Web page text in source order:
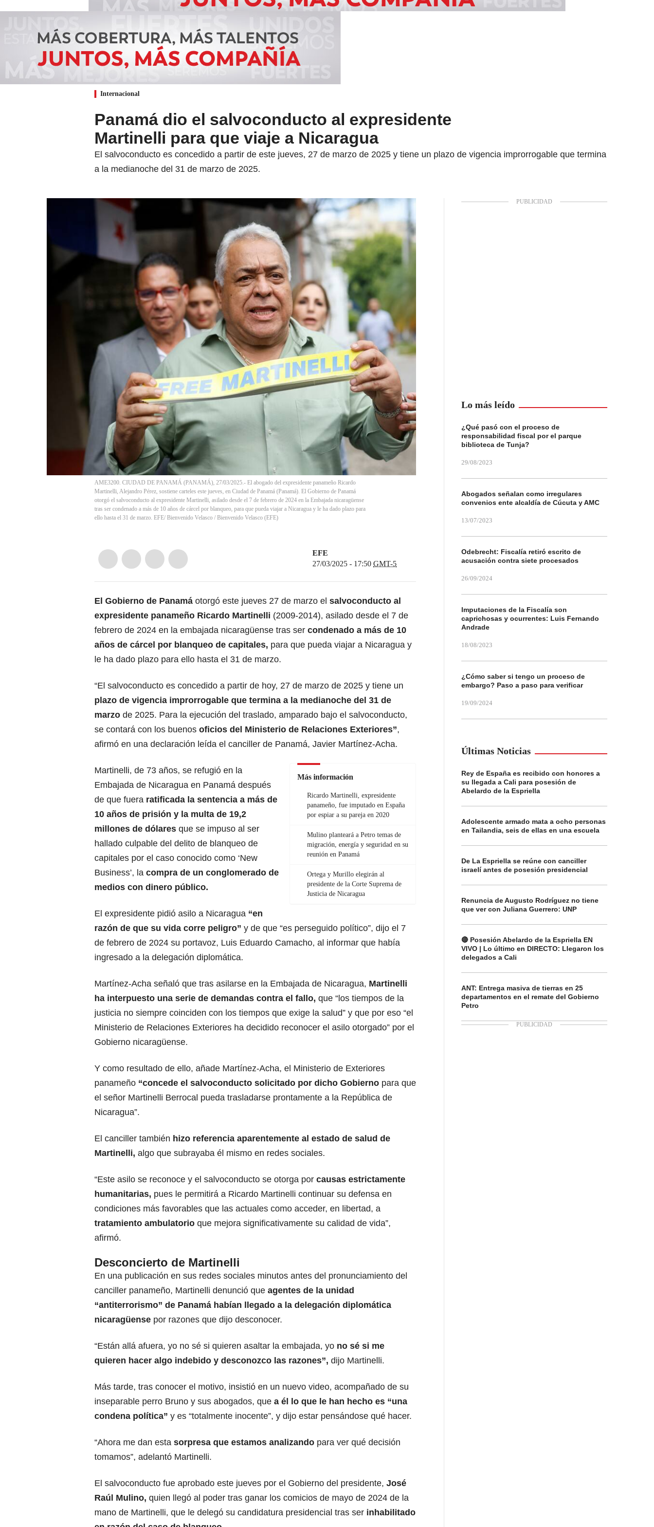
Internacional
Panamá dio el salvoconducto al expresidente
Martinelli para que viaje a Nicaragua
El salvoconducto es concedido a partir de este jueves, 27 de marzo de 2025 y tiene un plazo de vigencia improrrogable que termina
a la medianoche del 31 de marzo de 2025.
AME3200. CIUDAD DE PANAMÁ (PANAMÁ), 27/03/2025.- El abogado del expresidente panameño Ricardo
Martinelli, Alejandro Pérez, sostiene carteles este jueves, en Ciudad de Panamá (Panamá). El Gobierno de Panamá
otorgó el salvoconducto al expresidente Martinelli, asilado desde el 7 de febrero de 2024 en la Embajada nicaragüense
tras ser condenado a más de 10 años de cárcel por blanqueo, para que pueda viajar a Nicaragua y le ha dado plazo para
ello hasta el 31 de marzo. EFE/ Bienvenido Velasco / Bienvenido Velasco (EFE)
EFE
27/03/2025 - 17:50 GMT-5
El Gobierno de Panamá otorgó este jueves 27 de marzo el salvoconducto al
expresidente panameño Ricardo Martinelli (2009-2014), asilado desde el 7 de
febrero de 2024 en la embajada nicaragüense tras ser condenado a más de 10
años de cárcel por blanqueo de capitales, para que pueda viajar a Nicaragua y
le ha dado plazo para ello hasta el 31 de marzo.
“El salvoconducto es concedido a partir de hoy, 27 de marzo de 2025 y tiene un
plazo de vigencia improrrogable que termina a la medianoche del 31 de
marzo de 2025. Para la ejecución del traslado, amparado bajo el salvoconducto,
se contará con los buenos oficios del Ministerio de Relaciones Exteriores”,
afirmó en una declaración leída el canciller de Panamá, Javier Martínez-Acha.
Más información
Ricardo Martinelli, expresidente
panameño, fue imputado en España
por espiar a su pareja en 2020
Mulino planteará a Petro temas de
migración, energía y seguridad en su
reunión en Panamá
Ortega y Murillo elegirán al
presidente de la Corte Suprema de
Justicia de Nicaragua
Martinelli, de 73 años, se refugió en la
Embajada de Nicaragua en Panamá después
de que fuera ratificada la sentencia a más de
10 años de prisión y la multa de 19,2
millones de dólares que se impuso al ser
hallado culpable del delito de blanqueo de
capitales por el caso conocido como ‘New
Business’, la compra de un conglomerado de
medios con dinero público.
El expresidente pidió asilo a Nicaragua “en
razón de que su vida corre peligro” y de que “es perseguido político”, dijo el 7
de febrero de 2024 su portavoz, Luis Eduardo Camacho, al informar que había
ingresado a la delegación diplomática.
Martínez-Acha señaló que tras asilarse en la Embajada de Nicaragua, Martinelli
ha interpuesto una serie de demandas contra el fallo, que “los tiempos de la
justicia no siempre coinciden con los tiempos que exige la salud” y que por eso “el
Ministerio de Relaciones Exteriores ha decidido reconocer el asilo otorgado” por el
Gobierno nicaragüense.
Y como resultado de ello, añade Martínez-Acha, el Ministerio de Exteriores
panameño “concede el salvoconducto solicitado por dicho Gobierno para que
el señor Martinelli Berrocal pueda trasladarse prontamente a la República de
Nicaragua”.
El canciller también hizo referencia aparentemente al estado de salud de
Martinelli, algo que subrayaba él mismo en redes sociales.
“Este asilo se reconoce y el salvoconducto se otorga por causas estrictamente
humanitarias, pues le permitirá a Ricardo Martinelli continuar su defensa en
condiciones más favorables que las actuales como acceder, en libertad, a
tratamiento ambulatorio que mejora significativamente su calidad de vida”,
afirmó.
Desconcierto de Martinelli
En una publicación en sus redes sociales minutos antes del pronunciamiento del
canciller panameño, Martinelli denunció que agentes de la unidad
“antiterrorismo” de Panamá habían llegado a la delegación diplomática
nicaragüense por razones que dijo desconocer.
“Están allá afuera, yo no sé si quieren asaltar la embajada, yo no sé si me
quieren hacer algo indebido y desconozco las razones”, dijo Martinelli.
Más tarde, tras conocer el motivo, insistió en un nuevo video, acompañado de su
inseparable perro Bruno y sus abogados, que a él lo que le han hecho es “una
condena política” y es “totalmente inocente”, y dijo estar pensándose qué hacer.
“Ahora me dan esta sorpresa que estamos analizando para ver qué decisión
tomamos”, adelantó Martinelli.
El salvoconducto fue aprobado este jueves por el Gobierno del presidente, José
Raúl Mulino, quien llegó al poder tras ganar los comicios de mayo de 2024 de la
mano de Martinelli, que le delegó su candidatura presidencial tras ser inhabilitado
Lo más leído
¿Qué pasó con el proceso de
responsabilidad fiscal por el parque
biblioteca de Tunja?
29/08/2023
Abogados señalan como irregulares
convenios ente alcaldía de Cúcuta y AMC
13/07/2023
Odebrecht: Fiscalía retiró escrito de
acusación contra siete procesados
26/09/2024
Imputaciones de la Fiscalía son
caprichosas y ocurrentes: Luis Fernando
Andrade
18/08/2023
¿Cómo saber si tengo un proceso de
embargo? Paso a paso para verificar
19/09/2024
Últimas Noticias
Rey de España es recibido con honores a
su llegada a Cali para posesión de
Abelardo de la Espriella
Adolescente armado mata a ocho personas
en Tailandia, seis de ellas en una escuela
De La Espriella se reúne con canciller
israelí antes de posesión presidencial
Renuncia de Augusto Rodríguez no tiene
que ver con Juliana Guerrero: UNP
🔴 Posesión Abelardo de la Espriella EN
VIVO | Lo último en DIRECTO: Llegaron los
delegados a Cali
ANT: Entrega masiva de tierras en 25
departamentos en el remate del Gobierno
Petro